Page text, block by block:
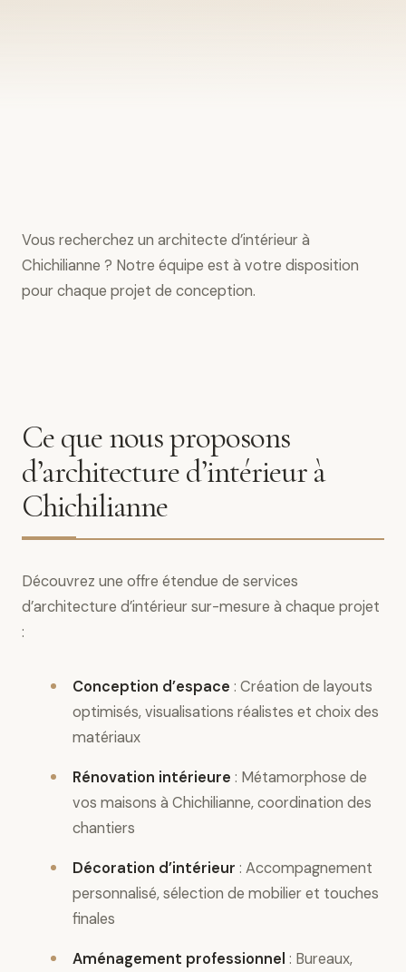
Vous recherchez un architecte d’intérieur à
Chichilianne ? Notre équipe est à votre disposition
pour chaque projet de conception.
Ce que nous proposons
d’architecture d’intérieur à
Chichilianne
Découvrez une offre étendue de services
d’architecture d’intérieur sur-mesure à chaque projet
:
Conception d’espace : Création de layouts
optimisés, visualisations réalistes et choix des
matériaux
Rénovation intérieure : Métamorphose de
vos maisons à Chichilianne, coordination des
chantiers
Décoration d’intérieur : Accompagnement
personnalisé, sélection de mobilier et touches
finales
Aménagement professionnel : Bureaux,